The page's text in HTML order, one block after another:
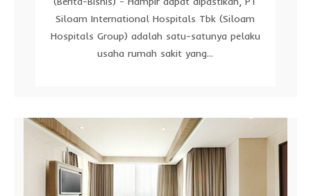
Siloam International Hospitals Tbk (Siloam
Hospitals Group) adalah satu-satunya pelaku
usaha rumah sakit yang...